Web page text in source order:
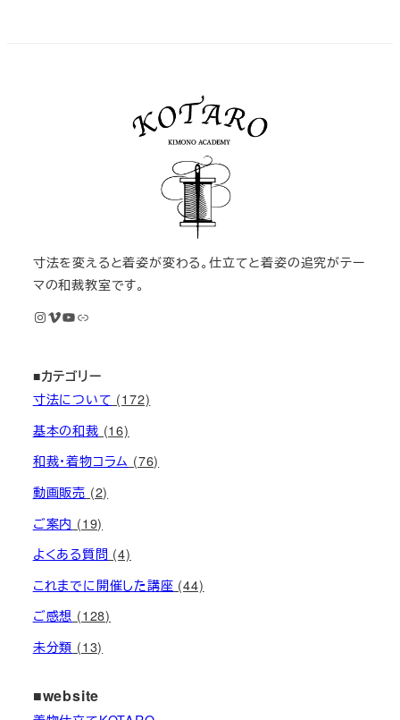
寸法を変えると着姿が変わる。仕立てと着姿の追究がテー
マの和裁教室です。
InstagramVimeo YouTube M KIMONOオンライン和裁教室
■カテゴリー
寸法について (172)
基本の和裁 (16)
和裁・着物コラム (76)
動画販売 (2)
ご案内 (19)
よくある質問 (4)
これまでに開催した講座 (44)
ご感想 (128)
未分類 (13)
■website